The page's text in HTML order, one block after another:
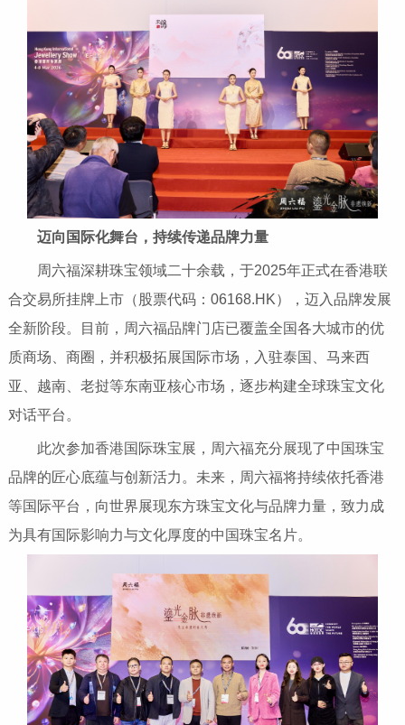
迈向国际化舞台 ，持续传递品牌力量
周六福深耕珠宝领域二十余载，于2025年正式在香港联
合交易所挂牌上市（股票代码：06168.HK），迈入品牌发展
全新阶段。目前，周六福品牌门店已覆盖全国各大城市的优
质商场、商圈，并积极拓展国际市场，入驻泰国、马来西
亚、越南、老挝等东南亚核心市场，逐步构建全球珠宝文化
对话平台。
此次参加香港国际珠宝展，周六福充分展现了中国珠宝
品牌的匠心底蕴与创新活力。未来，周六福将持续依托香港
等国际平台，向世界展现东方珠宝文化与品牌力量，致力成
为具有国际影响力与文化厚度的中国珠宝名片。